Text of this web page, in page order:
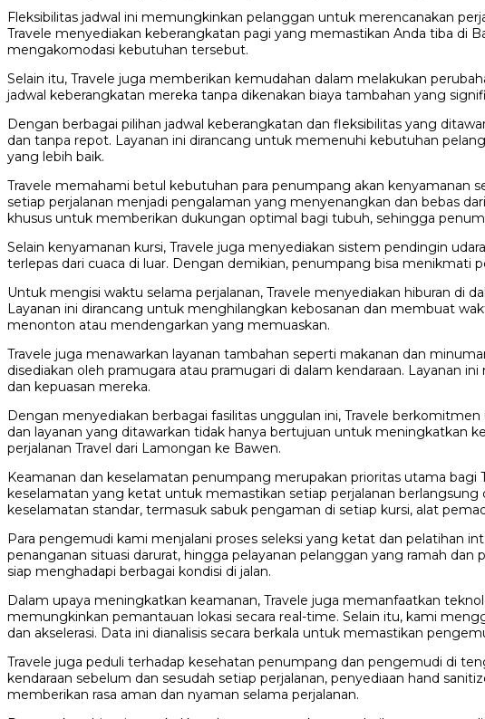
Fleksibilitas jadwal ini memungkinkan pelanggan untuk merencanakan
Travele menyediakan keberangkatan pagi yang memastikan Anda tiba di
mengakomodasi kebutuhan tersebut.
Selain itu, Travele juga memberikan kemudahan dalam melakukan
jadwal keberangkatan mereka tanpa dikenakan biaya tambahan yang
Dengan berbagai pilihan jadwal keberangkatan dan fleksibilitas yang
dan tanpa repot. Layanan ini dirancang untuk memenuhi kebutuhan
yang lebih baik.
Travele memahami betul kebutuhan para penumpang akan kenyamanan
setiap perjalanan menjadi pengalaman yang menyenangkan dan bebas
khusus untuk memberikan dukungan optimal bagi tubuh, sehingga
Selain kenyamanan kursi, Travele juga menyediakan sistem pendingin
terlepas dari cuaca di luar. Dengan demikian, penumpang bisa menikmati
Untuk mengisi waktu selama perjalanan, Travele menyediakan hiburan di
Layanan ini dirancang untuk menghilangkan kebosanan dan membuat
menonton atau mendengarkan yang memuaskan.
Travele juga menawarkan layanan tambahan seperti makanan dan
disediakan oleh pramugara atau pramugari di dalam kendaraan. Layanan
dan kepuasan mereka.
Dengan menyediakan berbagai fasilitas unggulan ini, Travele
dan layanan yang ditawarkan tidak hanya bertujuan untuk meningkatkan
perjalanan Travel dari Lamongan ke Bawen.
Keamanan dan keselamatan penumpang merupakan prioritas utama
keselamatan yang ketat untuk memastikan setiap perjalanan
keselamatan standar, termasuk sabuk pengaman di setiap kursi, alat
Para pengemudi kami menjalani proses seleksi yang ketat dan pelatihan
penanganan situasi darurat, hingga pelayanan pelanggan yang ramah
siap menghadapi berbagai kondisi di jalan.
Dalam upaya meningkatkan keamanan, Travele juga memanfaatkan
memungkinkan pemantauan lokasi secara real-time. Selain itu, kami
dan akselerasi. Data ini dianalisis secara berkala untuk memastikan
Travele juga peduli terhadap kesehatan penumpang dan pengemudi di
kendaraan sebelum dan sesudah setiap perjalanan, penyediaan hand
memberikan rasa aman dan nyaman selama perjalanan.